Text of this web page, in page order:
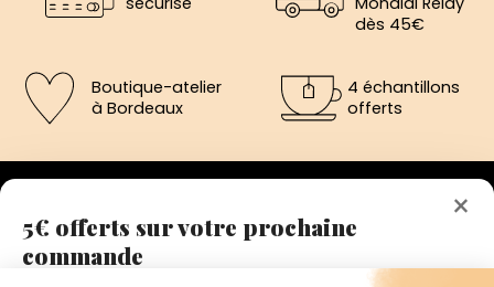
dès 45€
Boutique-atelier
à Bordeaux
4 échantillons
offerts
×
5€ offerts sur votre prochaine
commande